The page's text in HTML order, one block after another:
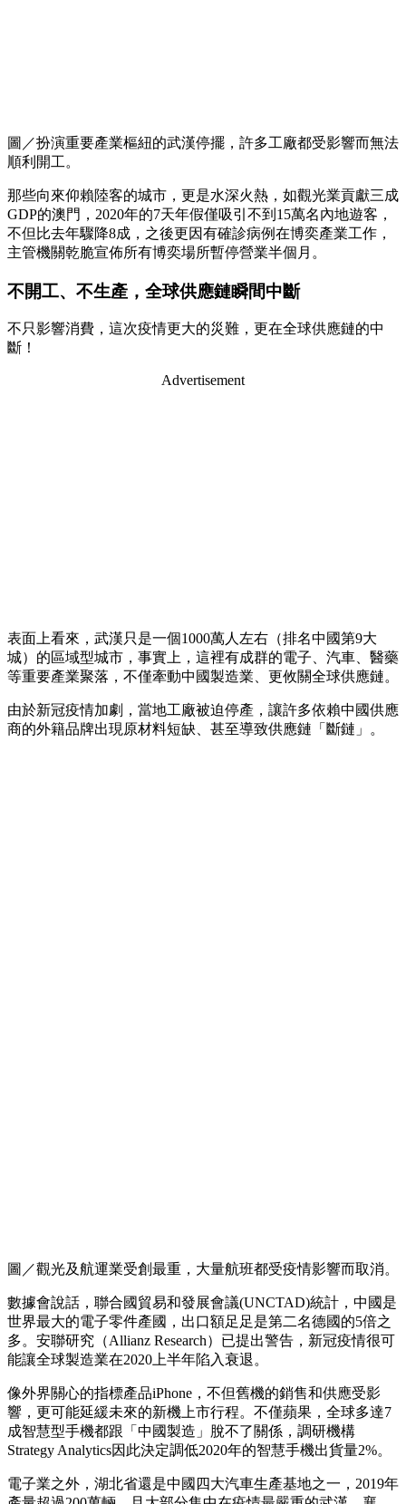
圖／扮演重要產業樞紐的武漢停擺，許多工廠都受影響而無法
順利開工。
那些向來仰賴陸客的城市，更是水深火熱，如觀光業貢獻三成
GDP的澳門，2020年的7天年假僅吸引不到15萬名內地遊客，
不但比去年驟降8成，之後更因有確診病例在博奕產業工作，
主管機關乾脆宣佈所有博奕場所暫停營業半個月。
不開工、不生產，全球供應鏈瞬間中斷
不只影響消費，這次疫情更大的災難，更在全球供應鏈的中
斷！
Advertisement
表面上看來，武漢只是一個1000萬人左右（排名中國第9大
城）的區域型城市，事實上，這裡有成群的電子、汽車、醫藥
等重要產業聚落，不僅牽動中國製造業、更攸關全球供應鏈。
由於新冠疫情加劇，當地工廠被迫停產，讓許多依賴中國供應
商的外籍品牌出現原材料短缺、甚至導致供應鏈「斷鏈」。
圖／觀光及航運業受創最重，大量航班都受疫情影響而取消。
數據會說話，聯合國貿易和發展會議(UNCTAD)統計，中國是
世界最大的電子零件產國，出口額足足是第二名德國的5倍之
多。安聯研究（Allianz Research）已提出警告，新冠疫情很可
能讓全球製造業在2020上半年陷入衰退。
像外界關心的指標產品iPhone，不但舊機的銷售和供應受影
響，更可能延緩未來的新機上市行程。不僅蘋果，全球多達7
成智慧型手機都跟「中國製造」脫不了關係，調研機構
Strategy Analytics因此決定調低2020年的智慧手機出貨量2%。
電子業之外，湖北省還是中國四大汽車生產基地之一，2019年